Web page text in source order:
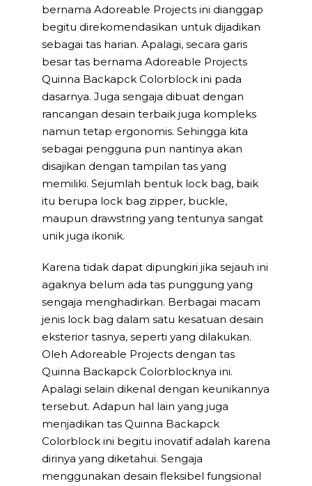
bernama Adoreable Projects ini dianggap
begitu direkomendasikan untuk dijadikan
sebagai tas harian. Apalagi, secara garis
besar tas bernama Adoreable Projects
Quinna Backapck Colorblock ini pada
dasarnya. Juga sengaja dibuat dengan
rancangan desain terbaik juga kompleks
namun tetap ergonomis. Sehingga kita
sebagai pengguna pun nantinya akan
disajikan dengan tampilan tas yang
memiliki. Sejumlah bentuk lock bag, baik
itu berupa lock bag zipper, buckle,
maupun drawstring yang tentunya sangat
unik juga ikonik.
Karena tidak dapat dipungkiri jika sejauh ini
agaknya belum ada tas punggung yang
sengaja menghadirkan. Berbagai macam
jenis lock bag dalam satu kesatuan desain
eksterior tasnya, seperti yang dilakukan.
Oleh Adoreable Projects dengan tas
Quinna Backapck Colorblocknya ini.
Apalagi selain dikenal dengan keunikannya
tersebut. Adapun hal lain yang juga
menjadikan tas Quinna Backapck
Colorblock ini begitu inovatif adalah karena
dirinya yang diketahui. Sengaja
menggunakan desain fleksibel fungsional